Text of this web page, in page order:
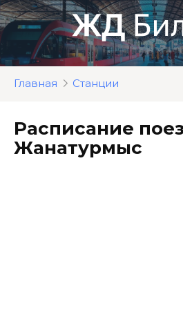
Перейти
к
контенту
Главная Станции
Расписание
Жанатурмыс